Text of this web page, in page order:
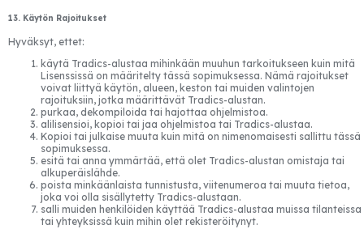
13. Käytön Rajoitukset
Hyväksyt, ettet:
käytä Tradics-alustaa mihinkään muuhun tarkoitukseen kuin mitä
Lisenssissä on määritelty tässä sopimuksessa. Nämä rajoitukset
voivat liittyä käytön, alueen, keston tai muiden valintojen
rajoituksiin, jotka määrittävät Tradics-alustan.
purkaa, dekompiloida tai hajottaa ohjelmistoa.
alilisensioi, kopioi tai jaa ohjelmistoa tai Tradics-alustaa.
Kopioi tai julkaise muuta kuin mitä on nimenomaisesti sallittu tässä
sopimuksessa.
esitä tai anna ymmärtää, että olet Tradics-alustan omistaja tai
alkuperäislähde.
poista minkäänlaista tunnistusta, viitenumeroa tai muuta tietoa,
joka voi olla sisällytetty Tradics-alustaan.
salli muiden henkilöiden käyttää Tradics-alustaa muissa tilanteissa
tai yhteyksissä kuin mihin olet rekisteröitynyt.